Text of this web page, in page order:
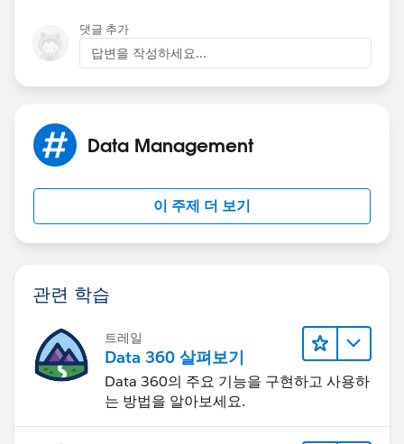
댓글 추가
답변을 작성하세요...
Data Management
이 주제 더 보기
관련 학습
트레일
Data 360 살펴보기
Data 360의 주요 기능을 구현하고 사용하
는 방법을 알아보세요.